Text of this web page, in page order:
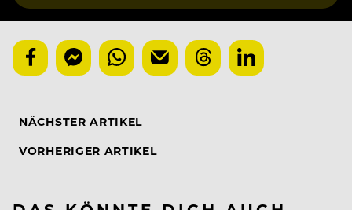
NÄCHSTER ARTIKEL
VORHERIGER ARTIKEL